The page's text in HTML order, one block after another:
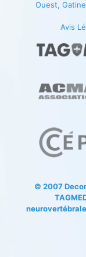
Ouest,
Avis
© 2007